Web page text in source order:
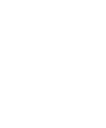
Walter